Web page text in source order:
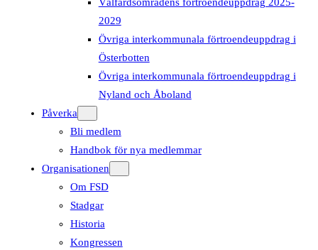
2029
Övriga interkommunala förtroendeuppdrag i
Österbotten
Övriga interkommunala förtroendeuppdrag i
Nyland och Åboland
Påverka
Bli medlem
Handbok för nya medlemmar
Organisationen
Om FSD
Stadgar
Historia
Kongressen